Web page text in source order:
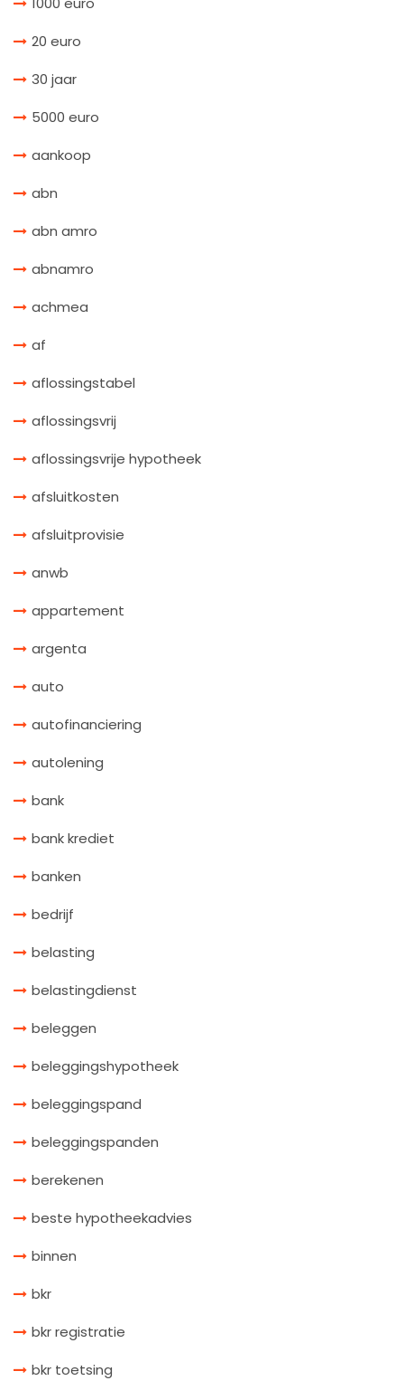
20 euro
30 jaar
5000 euro
aankoop
abn
abn amro
abnamro
achmea
af
aflossingstabel
aflossingsvrij
aflossingsvrije hypotheek
afsluitkosten
afsluitprovisie
anwb
appartement
argenta
auto
autofinanciering
autolening
bank
bank krediet
banken
bedrijf
belasting
belastingdienst
beleggen
beleggingshypotheek
beleggingspand
beleggingspanden
berekenen
beste hypotheekadvies
binnen
bkr
bkr registratie
bkr toetsing